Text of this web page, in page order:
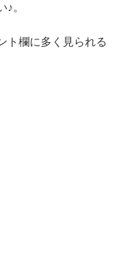
。
ト欄に多く見られる